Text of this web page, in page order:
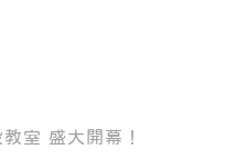
室 盛大開幕！